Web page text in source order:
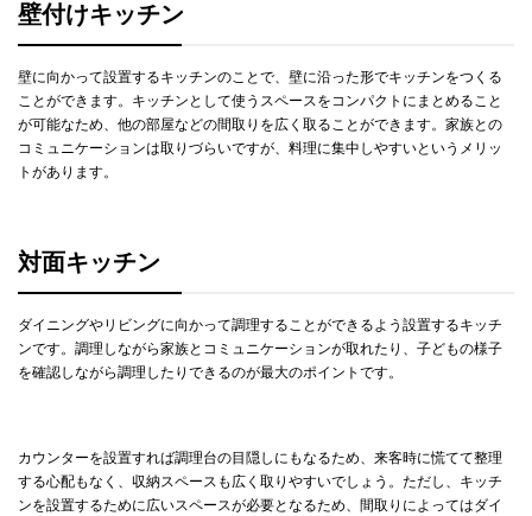
壁付けキッチン
壁に向かって設置するキッチンのことで、壁に沿った形でキッチンをつくる
ことができます。キッチンとして使うスペースをコンパクトにまとめること
が可能なため、他の部屋などの間取りを広く取ることができます。家族との
コミュニケーションは取りづらいですが、料理に集中しやすいというメリッ
トがあります。
対面キッチン
ダイニングやリビングに向かって調理することができるよう設置するキッチ
ンです。調理しながら家族とコミュニケーションが取れたり、子どもの様子
を確認しながら調理したりできるのが最大のポイントです。
カウンターを設置すれば調理台の目隠しにもなるため、来客時に慌てて整理
する心配もなく、収納スペースも広く取りやすいでしょう。ただし、キッチ
ンを設置するために広いスペースが必要となるため、間取りによってはダイ